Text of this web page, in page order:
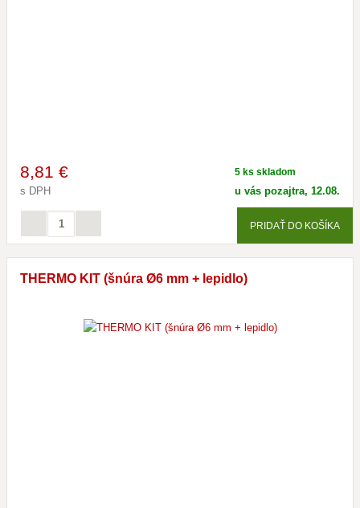
8,81 €
s DPH
5 ks skladom
u vás pozajtra, 12.08.
PRIDAŤ DO KOŠÍKA
THERMO KIT (šnúra Ø6 mm + lepidlo)